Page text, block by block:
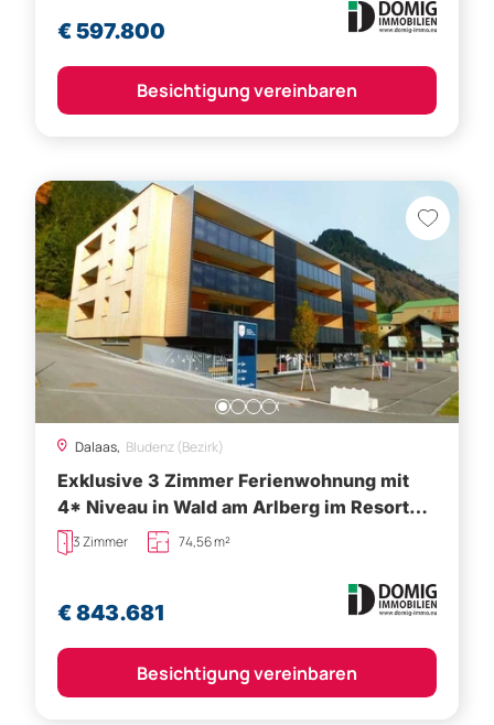
€ 597.800
Besichtigung vereinbaren
Dalaas, Bludenz (Bezirk)
Exklusive 3 Zimmer Ferienwohnung mit
4* Niveau in Wald am Arlberg im Resort
Zapfig-Living! 1.OG Top1
3 Zimmer 74,56 m²
€ 843.681
Besichtigung vereinbaren